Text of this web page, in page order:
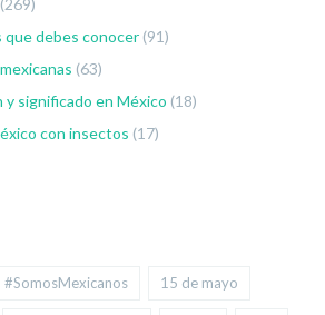
(269)
que debes conocer (91)
(63)
significado en México (18)
con insectos (17)
#SomosMexicanos 15 de mayo